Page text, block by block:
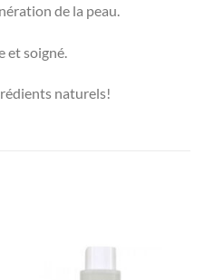
de la peau.
et soigné.
naturels!